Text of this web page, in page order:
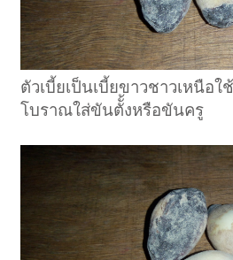
ตัวเบี้ยเป็นเบี้ยขาวชาวเหนือใ
โบราณใส่ขันตัั้งหรือขันครู